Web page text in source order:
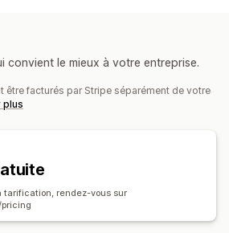
définir
convient le mieux à votre entreprise.
être facturés par Stripe séparément de votre
plus
tarification, rendez-vous sur